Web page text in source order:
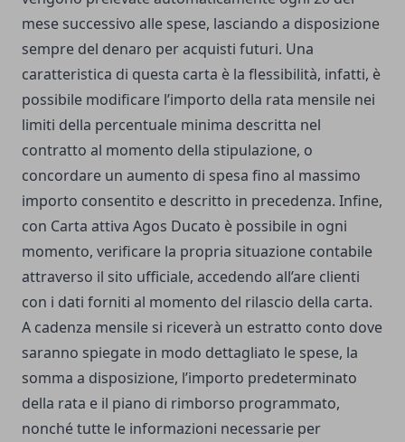
mese successivo alle spese, lasciando a disposizione
sempre del denaro per acquisti futuri. Una
caratteristica di questa carta è la flessibilità, infatti, è
possibile modificare l’importo della rata mensile nei
limiti della percentuale minima descritta nel
contratto al momento della stipulazione, o
concordare un aumento di spesa fino al massimo
importo consentito e descritto in precedenza. Infine,
con Carta attiva Agos Ducato è possibile in ogni
momento, verificare la propria situazione contabile
attraverso il sito ufficiale, accedendo all’are clienti
con i dati forniti al momento del rilascio della carta.
A cadenza mensile si riceverà un estratto conto dove
saranno spiegate in modo dettagliato le spese, la
somma a disposizione, l’importo predeterminato
della rata e il piano di rimborso programmato,
nonché tutte le informazioni necessarie per